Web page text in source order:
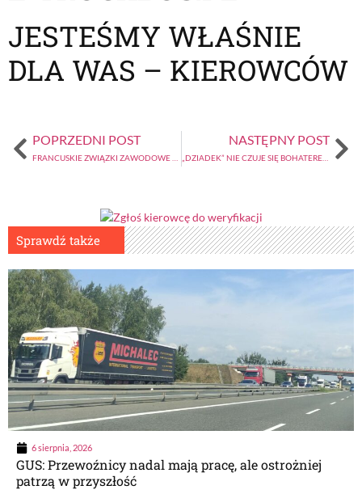
JESTEŚMY WŁAŚNIE
DLA WAS – KIEROWCÓW
POPRZEDNI POST NASTĘPNY POST
„DZIADEK” NIE CZUJE SIĘ BOHATEREM, LECZ ZWYCZAJNYM KIEROWCĄ
Sprawdź także
6 sierpnia, 2026
GUS: Przewoźnicy nadal mają pracę, ale ostrożniej
patrzą w przyszłość